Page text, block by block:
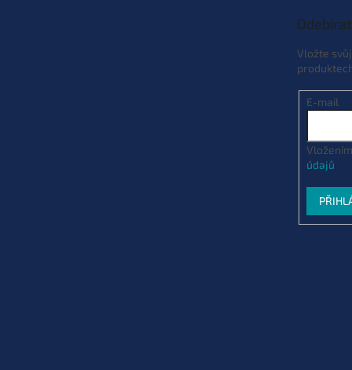
Vložte
E-mail
údajů